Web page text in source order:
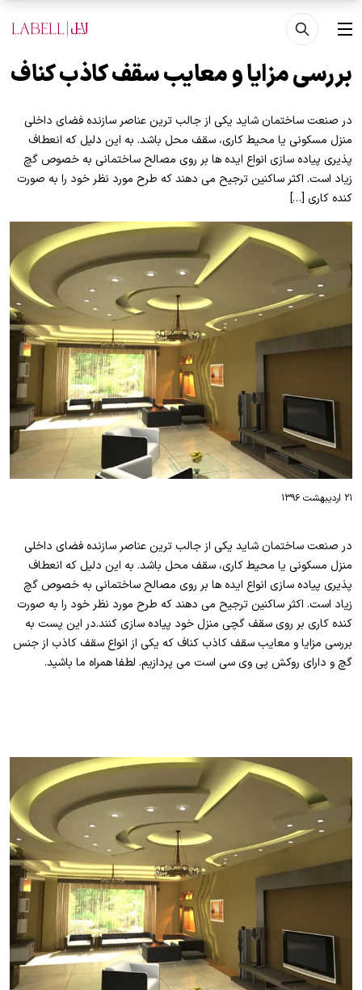
رفتن به محتوای اصلی
منو
بررسی مزایا و معایب سقف کاذب کناف
در صنعت ساختمان شاید یکی از جالب ترین عناصر سازنده فضای داخلی
منزل مسکونی یا محیط کاری، سقف محل باشد. به این دلیل که انعطاف
پذیری پیاده سازی انواع ایده ها بر روی مصالح ساختمانی به خصوص گچ
زیاد است. اکثر ساکنین ترجیح می دهند که طرح مورد نظر خود را به صورت
کنده کاری […]
۲۱ اردیبهشت ۱۳۹۶
در صنعت ساختمان شاید یکی از جالب ترین عناصر سازنده فضای داخلی
منزل مسکونی یا محیط کاری، سقف محل باشد. به این دلیل که انعطاف
پذیری پیاده سازی انواع ایده ها بر روی مصالح ساختمانی به خصوص گچ
زیاد است. اکثر ساکنین ترجیح می دهند که طرح مورد نظر خود را به صورت
کنده کاری بر روی سقف گچی منزل خود پیاده سازی کنند.در این پست به
بررسی مزایا و معایب سقف کاذب کناف که یکی از انواع سقف کاذب از جنس
گچ و دارای روکش پی وی سی است می پردازیم. لطفا همراه ما باشید.